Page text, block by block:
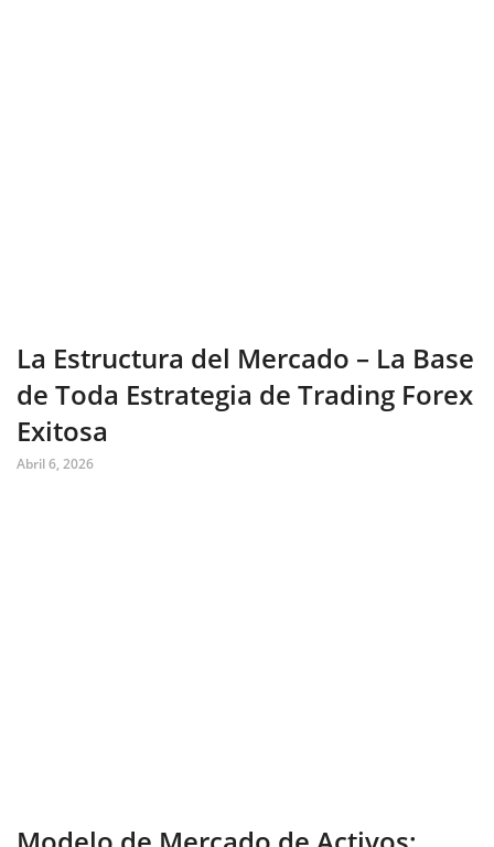
La Estructura del Mercado – La Base
de Toda Estrategia de Trading Forex
Exitosa
Abril 6, 2026